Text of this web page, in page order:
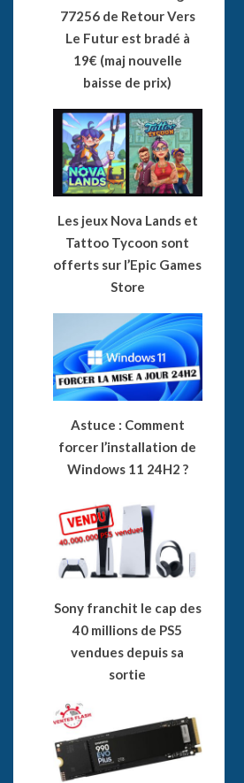
77256 de Retour Vers
Le Futur est bradé à
19€ (maj nouvelle
baisse de prix)
Les jeux Nova Lands et
Tattoo Tycoon sont
offerts sur l’Epic Games
Store
Astuce : Comment
forcer l’installation de
Windows 11 24H2 ?
Sony franchit le cap des
40 millions de PS5
vendues depuis sa
sortie